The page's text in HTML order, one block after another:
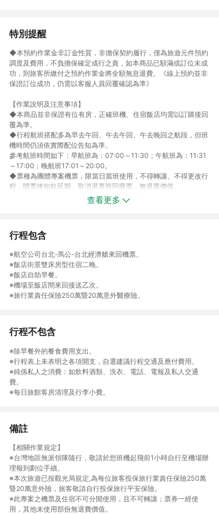
特別提醒
◆本預約作業金非訂金性質，非擔保契約履行，僅為旅遊元件預約
調度及費用，不負擔保確定成行之責，如本商品已額滿或訂位未成
功，則旅客所繳付之預約作業金將全額無息退費。《線上預約並非
保證訂位成功，仍需以客服人員回覆確認為準》
【作業說明及注意事項】
◆本商品並非保證有位有房，正確班機、住宿飯店均需以訂購後回
覆為準。
◆行程航班搭配多為早去午回、午去午回、午去晚回之航段，但班
機時間仍須依實際配位告知為準。
參考航班時間如下：早航班為：07:00～11:30；午航班為：11:31
～17:00；晚航班17:01～20:00。
◆票種為團體專案機票，限當日當班使用，不得轉讓、不得更改行
程，開票後如欲延期、取消退票視同廢票，無退票價值。
◆依航空公司規定開立優惠票(兒童、敬老、愛心票)，不得超過報
名人數之1/5，若超過之部份須依成人報價報名。
指定住宿，需以行程確認單為主。
主；並無法接受指定飯店，需依實際配房為主。
如遇喜來都酒店客滿，將以澎澄飯店替代之；恕不能指定飯店)替
代。
◆本行程為散客成團及當地合併出團，故從台灣出發無安排領隊隨
行之團體行，由當地導遊於當地機場開始接團服務；行程中多數以
◆行程景點安排會因住宿地點調整、潮汐、車船調度、天候、風
變更行程內容之權利。
◆當地交通工具都採接駁性質，無法保證專車使用；遇車輛調度吃
緊，敬請旅客見諒並請耐心等待。
◆配合依班機時間不同及各展館休館日期，行程或餐食次序若有變
動，以當地導遊安排為主；若因航班因素導致餐食數需增加時，可
【暑假旺日注意事項】
◆暑假期間交通及飯店等資源費用高，訂購付款後如取消，實際取
消費用多數高於依契約書規定距出發日期之比例，如要取消或延期
所衍生之費用需自行負責。
◆花火節期間機位、房間數量供不應求，報名後請全額付清，確保
權益！
◆花火期間行程確認單於出發日前4-7天出券；訂購七天內訂單，
以易遊網實際作業為主。
查看更多
行程包含
※航空公司台北-馬公-台北經濟艙來回機票。
※飯店街景雙床房型住宿二晚。
※飯店自助早餐。
※機場至飯店間來回接送乙次。
※旅行業責任保險250萬暨20萬意外醫療險。
行程不包含
※除早餐外的餐食費用支出。
※行程表上未表明之各項開支，自選建議行程交通及應付費用。
※純係私人之消費：如飲料酒類、洗衣、電話、電報及私人交通
費。
※每日旅館客房清理及行李小費。
備註
【相關作業規定】
※台灣地區無派領隊隨行，敬請於您班機起飛前1小時自行至機場辦
理報到劃位手續。
※本次旅遊已按觀光局規定,為每位旅客投保旅行業責任保險250萬
暨20萬意外險，旅客敬請自行投保旅行平安保險。
※此專案之機票及住宿不可分開使用，且不可轉讓；票券一經使
用，其他未使用部份無退費價值。